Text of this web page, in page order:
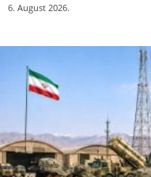
6. August 2026.